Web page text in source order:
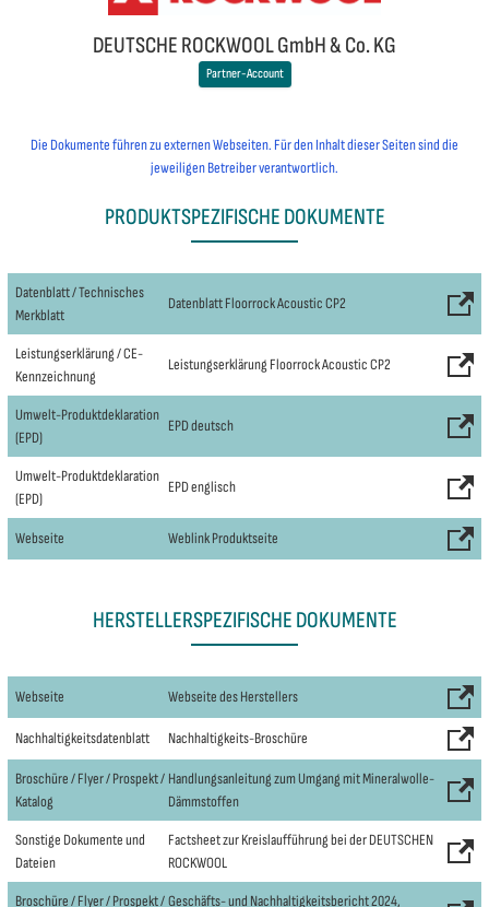
DEUTSCHE ROCKWOOL GmbH & Co. KG
Partner-Account
Die Dokumente führen zu externen Webseiten. Für den Inhalt dieser Seiten sind die
jeweiligen Betreiber verantwortlich.
PRODUKTSPEZIFISCHE DOKUMENTE
Datenblatt / Technisches
Merkblatt
Datenblatt Floorrock Acoustic CP2
Leistungserklärung / CE-
Kennzeichnung
Leistungserklärung Floorrock Acoustic CP2
Umwelt-Produktdeklaration
(EPD)
EPD deutsch
Umwelt-Produktdeklaration
(EPD)
EPD englisch
Webseite Weblink Produktseite
HERSTELLERSPEZIFISCHE DOKUMENTE
Webseite Webseite des Herstellers
Nachhaltigkeitsdatenblatt Nachhaltigkeits-Broschüre
Broschüre / Flyer / Prospekt /
Katalog
Handlungsanleitung zum Umgang mit Mineralwolle-
Dämmstoffen
Sonstige Dokumente und
Dateien
Factsheet zur Kreislaufführung bei der DEUTSCHEN
ROCKWOOL
Broschüre / Flyer / Prospekt /Geschäfts- und Nachhaltigkeitsbericht 2024,